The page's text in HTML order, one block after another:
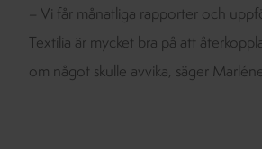
– Vi får månatliga rapporter och
Textilia är mycket bra på att
om något skulle avvika, säger